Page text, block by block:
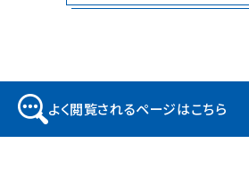
よく閲覧されるページはこちら